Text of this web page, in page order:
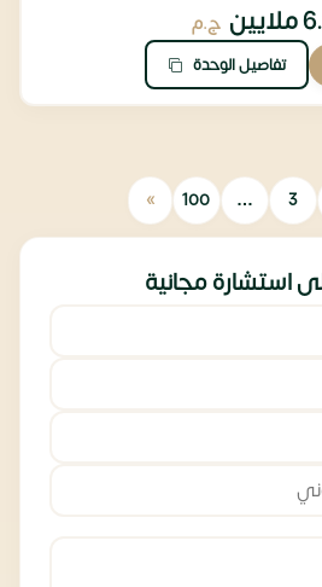
ج.م
تفاصيل الوحدة
3
…
100
»
استشارة مجانية